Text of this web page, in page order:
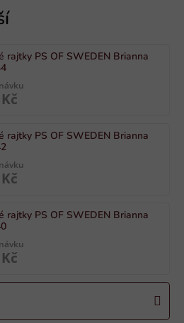
rajtky PS OF SWEDEN Brianna
rajtky PS OF SWEDEN Brianna
rajtky PS OF SWEDEN Brianna